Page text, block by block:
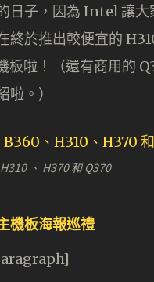
日子，因為 Intel 讓大
終於推出較便宜的
板啦！（還有商用的
啦。）
、 H370 和 Q370
機板海報巡禮